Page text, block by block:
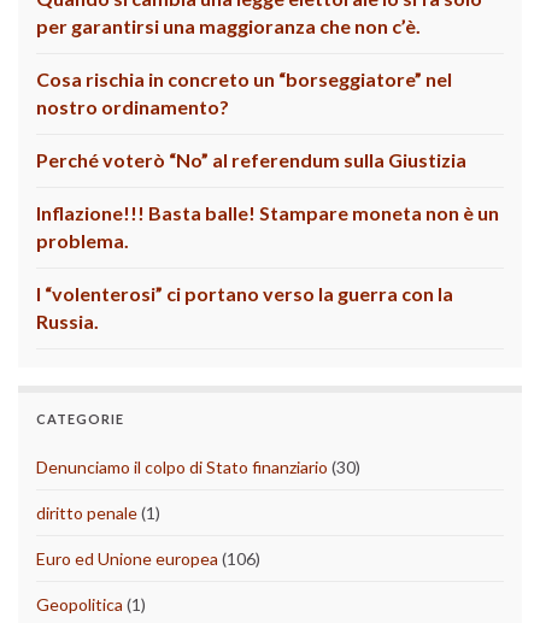
per garantirsi una maggioranza che non c’è.
Cosa rischia in concreto un “borseggiatore” nel
nostro ordinamento?
Perché voterò “No” al referendum sulla Giustizia
Inflazione!!! Basta balle! Stampare moneta non è un
problema.
I “volenterosi” ci portano verso la guerra con la
Russia.
CATEGORIE
Denunciamo il colpo di Stato finanziario (30)
diritto penale(1)
Euro ed Unione europea (106)
Geopolitica (1)